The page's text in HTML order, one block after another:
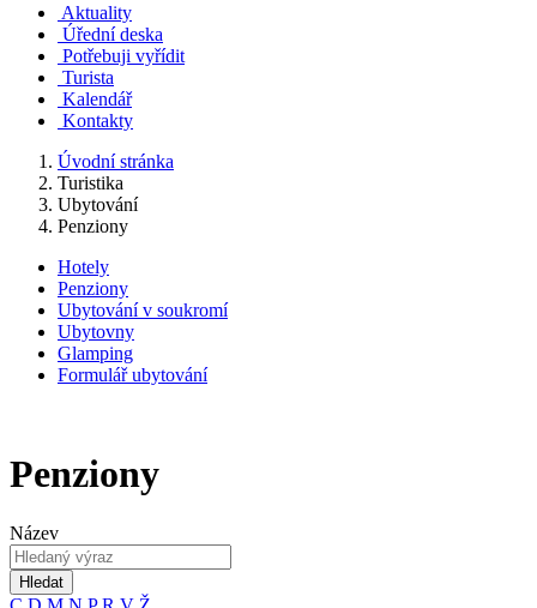
Aktuality
Úřední deska
Potřebuji vyřídit
Turista
Kalendář
Kontakty
Úvodní stránka
Turistika
Ubytování
Penziony
Hotely
Penziony
Ubytování v soukromí
Ubytovny
Glamping
Formulář ubytování
Penziony
Název
Hledat